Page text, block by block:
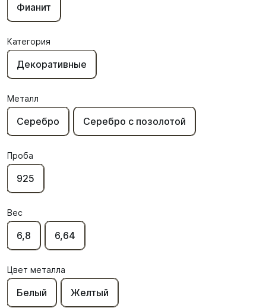
Фианит
Категория
Декоративные
Металл
Серебро Серебро с позолотой
Проба
925
Вес
6,8 6,64
Цвет металла
Белый Желтый